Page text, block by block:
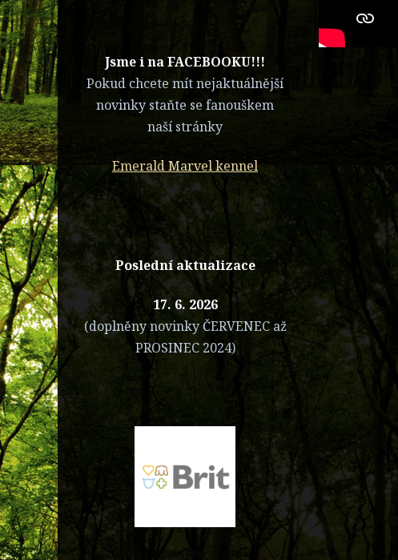
​Jsme i na FACEBOOKU!!!
Pokud chcete mít nejaktuálnější
novinky staňte se fanouškem
naší stránky
Emerald Marvel kennel
Poslední aktualizace
17. 6. 2026
(doplněny novinky ČERVENEC až
PROSINEC 2024)